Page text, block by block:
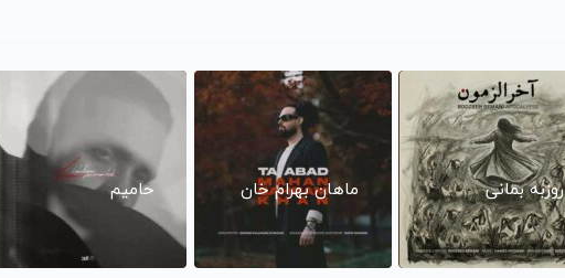
روزبه بمانی ماهان بهرام خان حامیم